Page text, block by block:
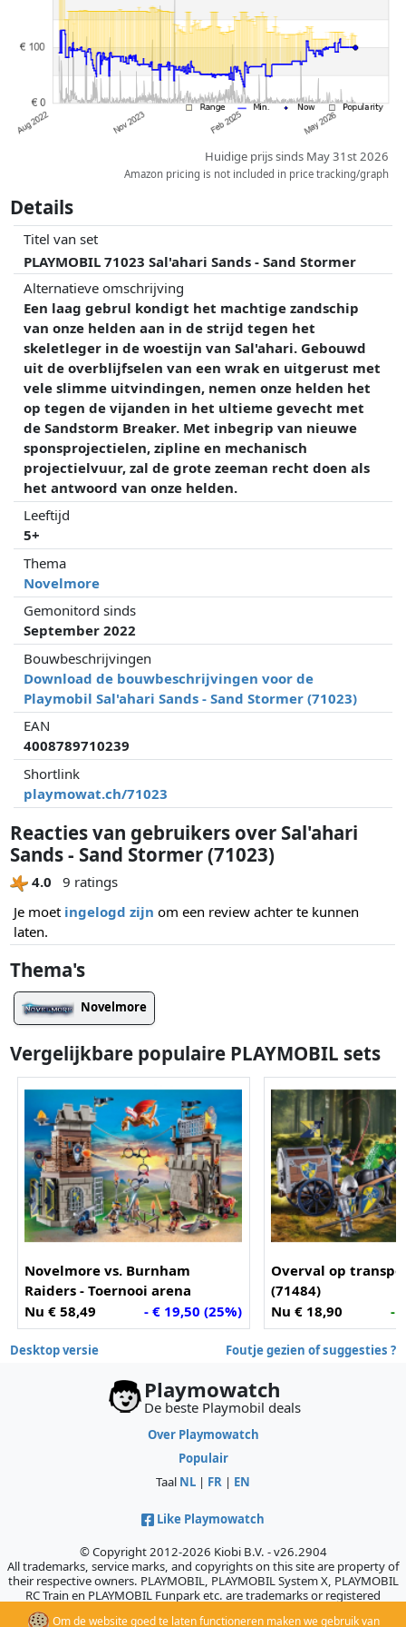
kunnen historische prestaties de volgorde beïnvloeden.
Huidige prijs sinds May 31st 2026
Amazon pricing is not included in price tracking/graph
Details
Titel van set
PLAYMOBIL 71023 Sal'ahari Sands - Sand Stormer
Alternatieve omschrijving
Een laag gebrul kondigt het machtige zandschip
van onze helden aan in de strijd tegen het
skeletleger in de woestijn van Sal'ahari. Gebouwd
uit de overblijfselen van een wrak en uitgerust met
vele slimme uitvindingen, nemen onze helden het
op tegen de vijanden in het ultieme gevecht met
de Sandstorm Breaker. Met inbegrip van nieuwe
sponsprojectielen, zipline en mechanisch
projectielvuur, zal de grote zeeman recht doen als
het antwoord van onze helden.
Leeftijd
5+
Thema
Novelmore
Gemonitord sinds
September 2022
Bouwbeschrijvingen
Download de bouwbeschrijvingen voor de
Playmobil Sal'ahari Sands - Sand Stormer (71023)
EAN
4008789710239
Shortlink
playmowat.ch/71023
Reacties van gebruikers over Sal'ahari
Sands - Sand Stormer (71023)
4.0
9 ratings
Je moet ingelogd zijn om een review achter te kunnen
laten.
Thema's
Novelmore
Vergelijkbare populaire PLAYMOBIL sets
Novelmore vs. Burnham
Raiders - Toernooi arena
(71298)
Nu € 58,49 - € 19,50 (25%)
Overval op
(71484)
Nu € 18,90
-
Desktop versie Foutje gezien of suggesties ?
Om de website goed te laten functioneren maken we gebruik van
Playmowatch
De beste Playmobil deals
Over Playmowatch
Populair
Taal NL | FR | EN
Like Playmowatch
© Copyright 2012-2026 Kiobi B.V. - v26.2904
All trademarks, service marks, and copyrights on this site are property of
their respective owners. PLAYMOBIL, PLAYMOBIL System X, PLAYMOBIL
RC Train en PLAYMOBIL Funpark etc. are trademarks or registered
trademarks of Geobra Brandstätter GmbH & Co. KG., which does not